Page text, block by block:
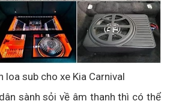
loa sub cho xe Kia Carnival
sành sỏi về âm thanh thì có thể